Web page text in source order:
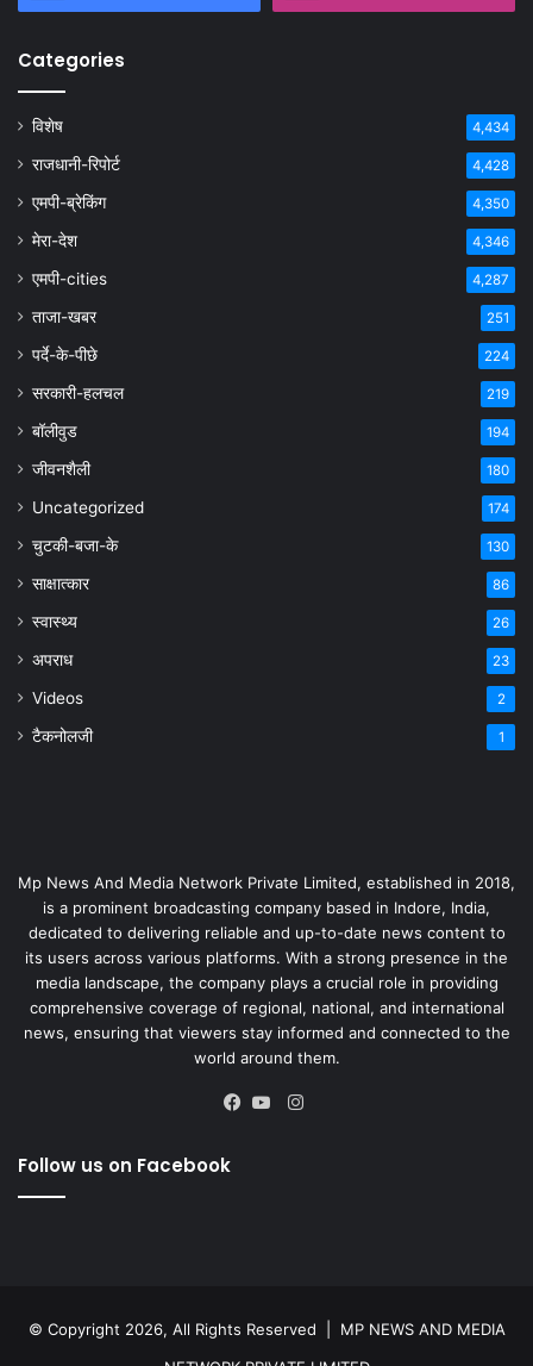
Categories
विशेष 4,434
राजधानी-रिपोर्ट 4,428
एमपी-ब्रेकिंग 4,350
मेरा-देश 4,346
एमपी-cities 4,287
ताजा-खबर 251
पर्दे-के-पीछे 224
सरकारी-हलचल 219
बॉलीवुड 194
जीवनशैली 180
Uncategorized 174
चुटकी-बजा-के 130
साक्षात्कार 86
स्वास्थ्य 26
अपराध 23
Videos 2
टैकनोलजी 1
Mp News And Media Network Private Limited, established in 2018,
is a prominent broadcasting company based in Indore, India,
dedicated to delivering reliable and up-to-date news content to
its users across various platforms. With a strong presence in the
media landscape, the company plays a crucial role in providing
comprehensive coverage of regional, national, and international
news, ensuring that viewers stay informed and connected to the
world around them.
Instagram
Follow us on Facebook
© Copyright 2026, All Rights Reserved | MP NEWS AND MEDIA